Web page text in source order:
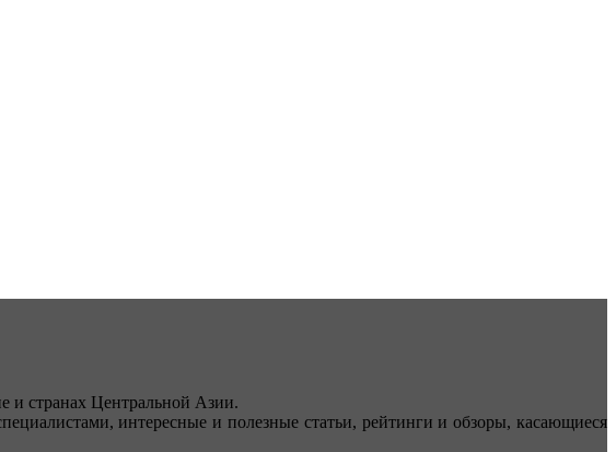
и странах Центральной Азии.
интересные и полезные статьи, рейтинги и обзоры, касающиеся